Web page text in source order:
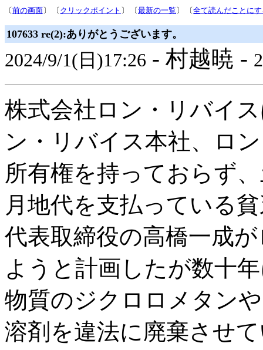
〔前の画面〕 〔 クリックポイント 〕 〔最新の一覧 〕 〔全て読んだことに
107633 re(2):ありがとうございます。
2024/9/1(日)17:26 - 村越暁 -
株式会社ロン・リバイ
ン・リバイス本社、ロ
所有権を持っておらず
月地代を支払っている
代表取締役の高橋一成
ようと計画したが数十
物質のジクロロメタン
溶剤を違法に廃棄させ